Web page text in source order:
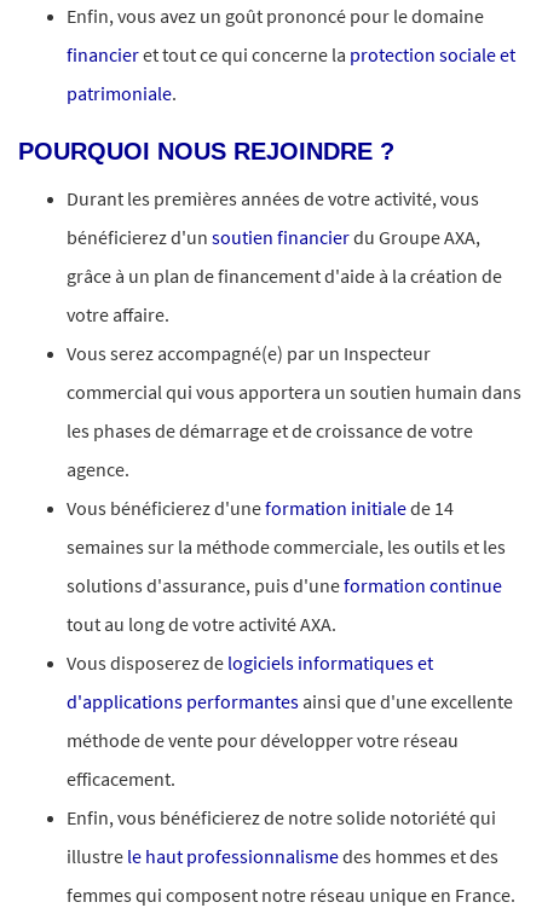
Enfin, vous avez un goût prononcé pour le domaine
financieret tout ce qui concerne la protection sociale et
patrimoniale.
POURQUOI NOUS REJOINDRE ?
Durant les premières années de votre activité, vous
bénéficierez d'un soutien financierdu Groupe AXA,
grâce à un plan de financement d'aide à la création de
votre affaire.
Vous serez accompagné(e) par un Inspecteur
commercial qui vous apportera un soutien humain dans
les phases de démarrage et de croissance de votre
agence.
Vous bénéficierez d'uneformation initialede 14
semaines sur la méthode commerciale, les outils et les
solutions d'assurance, puis d'uneformation continue
tout au long de votre activité AXA.
Vous disposerez de logiciels informatiques et
d'applications performantes ainsi que d'une excellente
méthode de vente pour développer votre réseau
efficacement.
Enfin, vous bénéficierez de notre solide notoriété qui
illustre le haut professionnalismedes hommes et des
femmes qui composent notre réseau unique en France.